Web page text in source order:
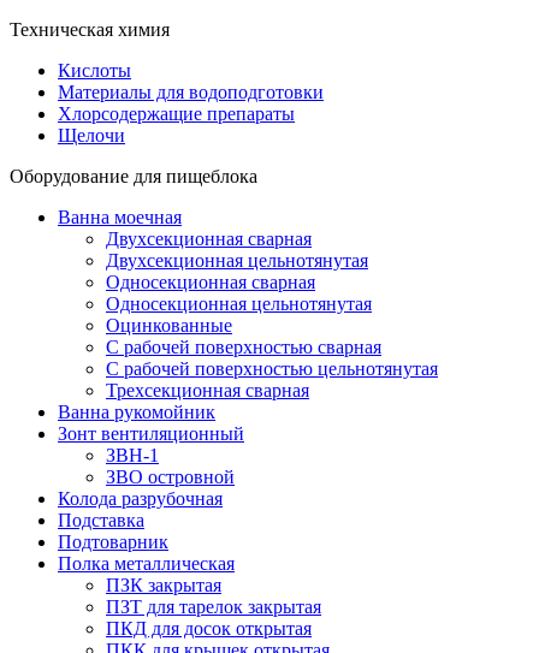
Техническая химия
Кислоты
Материалы для водоподготовки
Хлорсодержащие препараты
Щелочи
Оборудование для пищеблока
Ванна моечная
Двухсекционная сварная
Двухсекционная цельнотянутая
Односекционная сварная
Односекционная цельнотянутая
Оцинкованные
С рабочей поверхностью сварная
С рабочей поверхностью цельнотянутая
Трехсекционная сварная
Ванна рукомойник
Зонт вентиляционный
ЗВН-1
ЗВО островной
Колода разрубочная
Подставка
Подтоварник
Полка металлическая
ПЗК закрытая
ПЗТ для тарелок закрытая
ПКД для досок открытая